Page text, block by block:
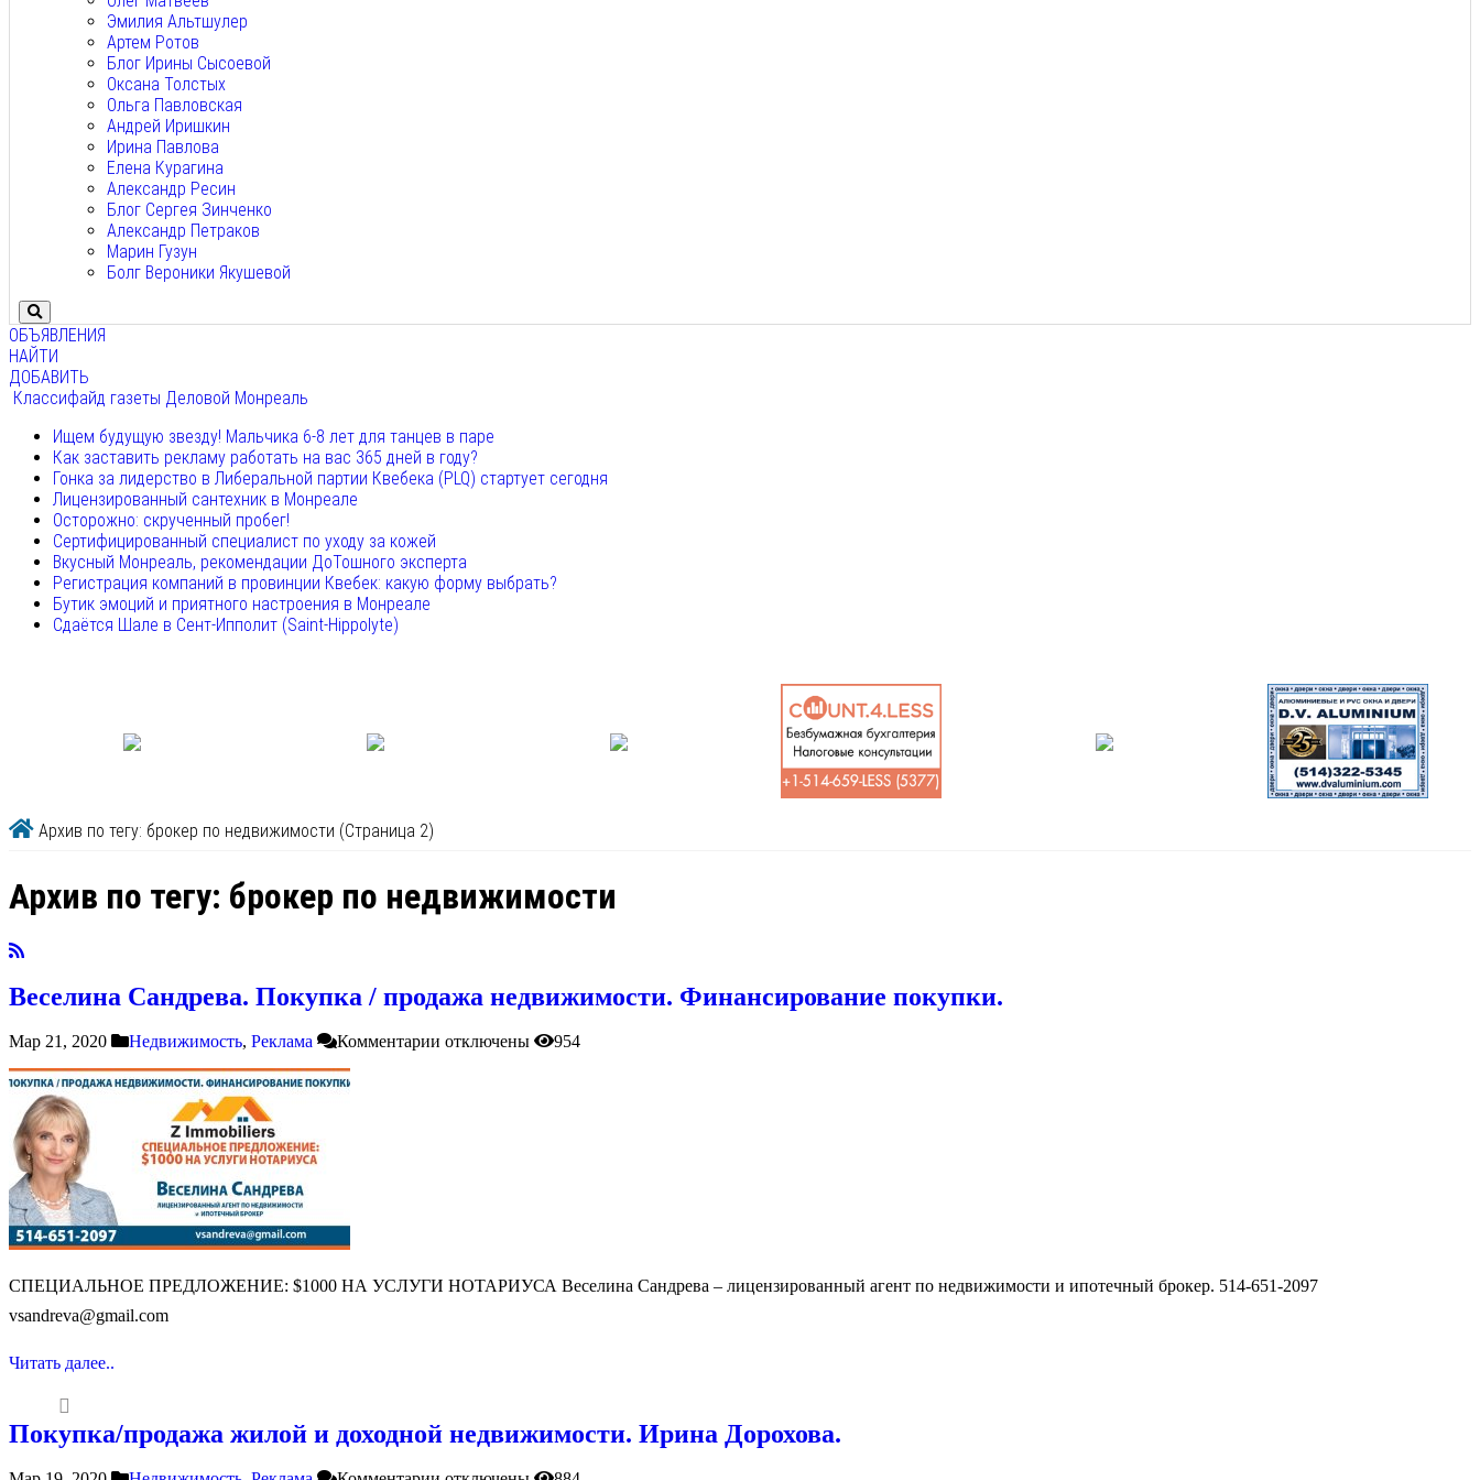
Эмилия Альтшулер
Артем Ротов
Блог Ирины Сысоевой
Оксана Толстых
Ольга Павловская
Андрей Иришкин
Ирина Павлова
Елена Курагина
Александр Ресин
Блог Сергея Зинченко
Александр Петраков
Марин Гузун
Болг Вероники Якушевой
ОБЪЯВЛЕНИЯ
НАЙТИ
ДОБАВИТЬ
Классифайд газеты Деловой Монреаль
Ищем будущую звезду! Мальчика 6-8 лет для танцев в паре
Как заставить рекламу работать на вас 365 дней в году?
Гонка за лидерство в Либеральной партии Квебека (PLQ) стартует сегодня
Лицензированный сантехник в Монреале
Осторожно: скрученный пробег!
Сертифицированный специалист по уходу за кожей
Вкусный Монреаль, рекомендации ДоТошного эксперта
Регистрация компаний в провинции Квебек: какую форму выбрать?
Бутик эмоций и приятного настроения в Монреале
Сдаётся Шале в Сент-Ипполит (Saint-Hippolyte)
Архив по тегу: брокер по недвижимости (Страница 2)
Архив по тегу: брокер по недвижимости
Веселина Сандрева. Покупка / продажа недвижимости. Финансирование покупки.
Мар 21, 2020 Недвижимость, Реклама Комментарии отключены 954
СПЕЦИАЛЬНОЕ ПРЕДЛОЖЕНИЕ: $1000 НА УСЛУГИ НОТАРИУСА Веселина Сандрева – лицензированный агент по недвижимости и ипотечный брокер. 514-651-2097
vsandreva@gmail.com
Читать далее..
Покупка/продажа жилой и доходной недвижимости. Ирина Дорохова.